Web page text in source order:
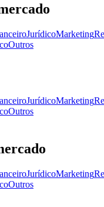
JurídicoMarketing
Outros
JurídicoMarketing
Outros
JurídicoMarketing
Outros